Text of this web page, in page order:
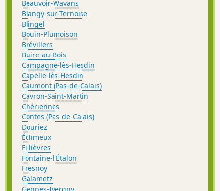
Beauvoir-Wavans
Blangy-sur-Ternoise
Blingel
Bouin-Plumoison
Brévillers
Buire-au-Bois
Campagne-lès-Hesdin
Capelle-lès-Hesdin
Caumont (Pas-de-Calais)
Cavron-Saint-Martin
Chériennes
Contes (Pas-de-Calais)
Douriez
Éclimeux
Fillièvres
Fontaine-l'Étalon
Fresnoy
Galametz
Gennes-Ivergny